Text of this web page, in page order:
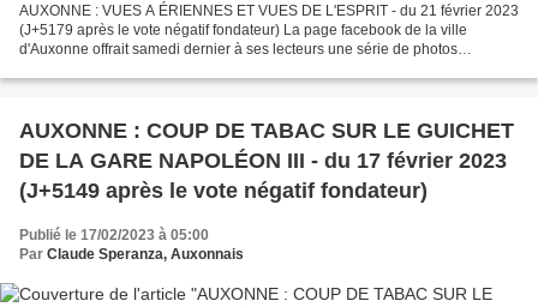
AUXONNE : VUES A ÉRIENNES ET VUES DE L'ESPRIT - du 21 février 2023
(J+5179 après le vote négatif fondateur) La page facebook de la ville
d'Auxonne offrait samedi dernier à ses lecteurs une série de photos
AUXONNE : COUP DE TABAC SUR LE GUICHET
DE LA GARE NAPOLÉON III - du 17 février 2023
(J+5149 après le vote négatif fondateur)
Publié le 17/02/2023 à 05:00
Par Claude Speranza, Auxonnais